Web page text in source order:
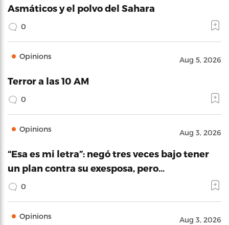
Asmáticos y el polvo del Sahara
0
Opinions Aug 5, 2026
Terror a las 10 AM
0
Opinions Aug 3, 2026
“Esa es mi letra”: negó tres veces bajo tener
un plan contra su exesposa, pero…
0
Opinions Aug 3, 2026